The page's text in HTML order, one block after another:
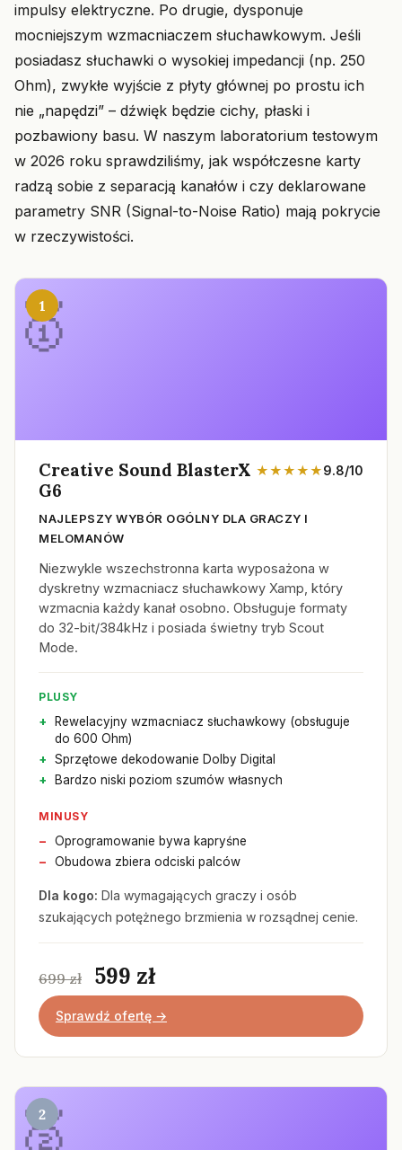
impulsy elektryczne. Po drugie, dysponuje
mocniejszym wzmacniaczem słuchawkowym. Jeśli
posiadasz słuchawki o wysokiej impedancji (np. 250
Ohm), zwykłe wyjście z płyty głównej po prostu ich
nie „napędzi” – dźwięk będzie cichy, płaski i
pozbawiony basu. W naszym laboratorium testowym
w 2026 roku sprawdziliśmy, jak współczesne karty
radzą sobie z separacją kanałów i czy deklarowane
parametry SNR (Signal-to-Noise Ratio) mają pokrycie
w rzeczywistości.
1
Creative Sound BlasterX
G6
★★★★★9.8/10
NAJLEPSZY WYBÓR OGÓLNY DLA GRACZY I
MELOMANÓW
Niezwykle wszechstronna karta wyposażona w
dyskretny wzmacniacz słuchawkowy Xamp, który
wzmacnia każdy kanał osobno. Obsługuje formaty
do 32-bit/384kHz i posiada świetny tryb Scout
Mode.
PLUSY
Rewelacyjny wzmacniacz słuchawkowy (obsługuje
do 600 Ohm)
Sprzętowe dekodowanie Dolby Digital
Bardzo niski poziom szumów własnych
MINUSY
Oprogramowanie bywa kapryśne
Obudowa zbiera odciski palców
Dla kogo: Dla wymagających graczy i osób
szukających potężnego brzmienia w rozsądnej cenie.
699 zł 599 zł
Sprawdź ofertę →
2